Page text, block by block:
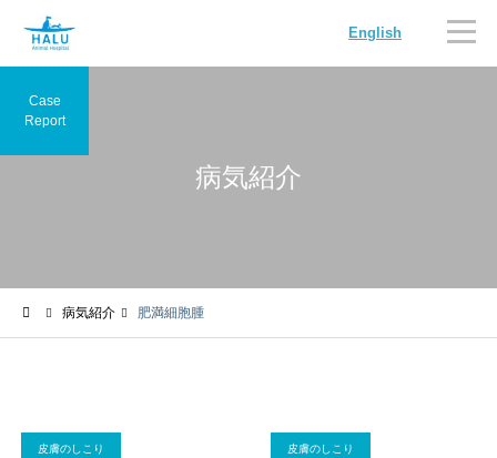
English
病気紹介
Case
Report
病気紹介 肥満細胞腫
皮膚のしこり 皮膚のしこり